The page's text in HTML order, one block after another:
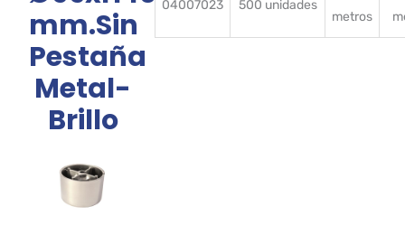
mm.Sin
Pestaña
Metal-
Brillo
04007023 500 unidades
metros